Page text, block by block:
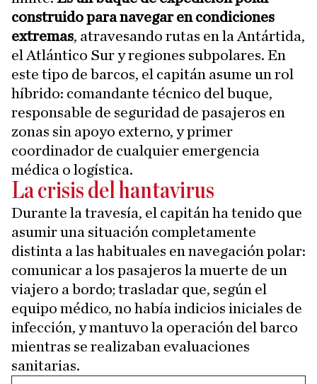
construido para navegar en condiciones
extremas, atravesando rutas en la Antártida,
el Atlántico Sur y regiones subpolares. En
este tipo de barcos, el capitán asume un rol
híbrido: comandante técnico del buque,
responsable de seguridad de pasajeros en
zonas sin apoyo externo, y primer
coordinador de cualquier emergencia
médica o logística.
La crisis del hantavirus
Durante la travesía, el capitán ha tenido que
asumir una situación completamente
distinta a las habituales en navegación polar:
comunicar a los pasajeros la muerte de un
viajero a bordo; trasladar que, según el
equipo médico, no había indicios iniciales de
infección, y mantuvo la operación del barco
mientras se realizaban evaluaciones
sanitarias.